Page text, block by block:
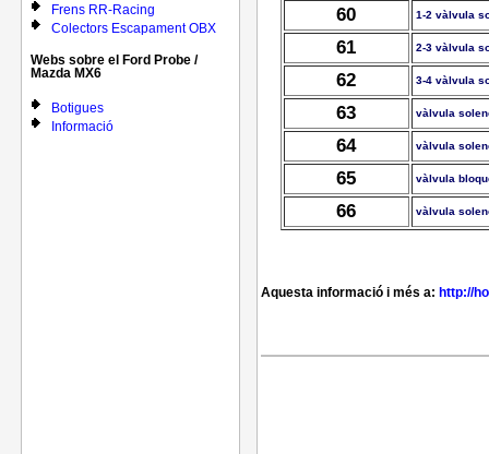
Frens RR-Racing
Colectors Escapament OBX
Webs sobre el Ford Probe /
Mazda MX6
Botigues
Informació
60
1-2 vàlvula
61 2-3 vàlvula
62 3-4 vàlvula
63 vàlvula
64 vàlvula
65 vàlvula
66 vàlvula
Aquesta informació i més a: http://